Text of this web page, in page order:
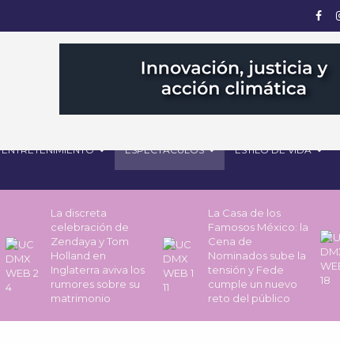
ENTRETENIMIENTO ESPECTÁCULOS ESTILO DE VIDA
La discreta
celebración de
Zendaya y Tom
Holland en
Inglaterra aviva los
rumores sobre su
matrimonio
La Casa de los
Famosos México: la
Cena de
Nominados sube la
tensión y Fede
cumple un nuevo
reto del público